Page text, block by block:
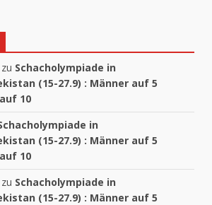
zu Schacholympiade in
(15-27.9) : Männer auf 5
10
in
(15-27.9) : Männer auf 5
10
zu Schacholympiade in
(15-27.9) : Männer auf 5